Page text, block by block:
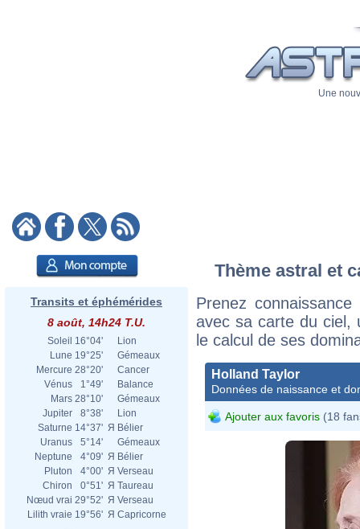
Une
Transits et éphémérides
8 août, 14h24 T.U.
Soleil 16°04'
Lion
Lune 19°25'
Gémeaux
Mercure 28°20'
Cancer
Vénus
1°49'
Balance
Mars 28°10'
Gémeaux
Jupiter
8°38'
Lion
Saturne 14°37' Я Bélier
Uranus
5°14'
Gémeaux
Neptune
4°09' Я Bélier
Pluton
4°00' Я Verseau
Chiron
0°51' Я Taureau
Nœud vrai 29°52' Я Verseau
Lilith vraie 19°56' Я Capricorne
Thème astral et
Prenez
avec sa carte du ciel,
le calcul de ses
Holland Taylor
Données de naissance et
Ajouter aux favoris (18